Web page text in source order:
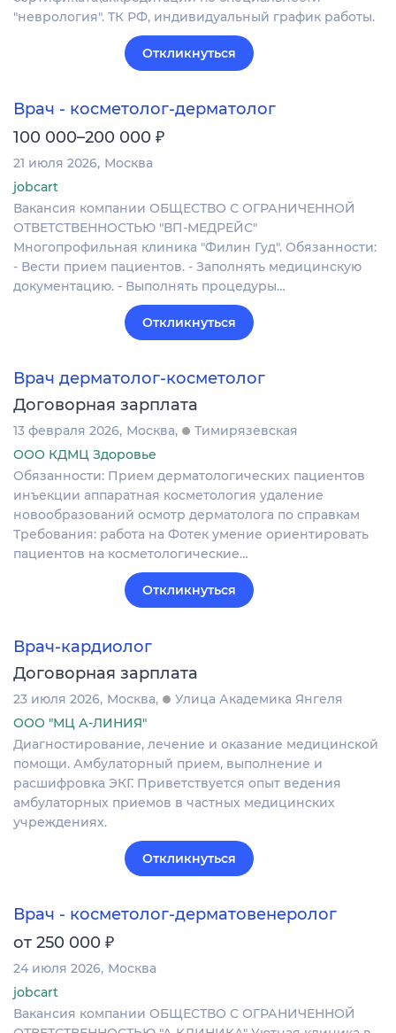
"неврология". ТК РФ, индивидуальный график работы.
Откликнуться
Врач - косметолог-дерматолог
100 000–200 000 ₽
21 июля 2026 Москва
jobcart
Вакансия компании ОБЩЕСТВО С ОГРАНИЧЕННОЙ
ОТВЕТСТВЕННОСТЬЮ "ВП-МЕДРЕЙС"
Многопрофильная клиника "Филин Гуд". Обязанности:
- Вести прием пациентов. - Заполнять медицинскую
документацию. - Выполнять процедуры…
Откликнуться
Врач дерматолог-косметолог
Договорная зарплата
13 февраля 2026 Москва
Тимирязевская
ООО КДМЦ Здоровье
Обязанности: Прием дерматологических пациентов
инъекции аппаратная косметология удаление
новообразований осмотр дерматолога по справкам
Требования: работа на Фотек умение ориентировать
пациентов на косметологические…
Откликнуться
Врач-кардиолог
Договорная зарплата
23 июля 2026 Москва
Улица Академика Янгеля
ООО "МЦ А-ЛИНИЯ"
Диагностирование, лечение и оказание медицинской
помощи. Амбулаторный прием, выполнение и
расшифровка ЭКГ. Приветствуется опыт ведения
амбулаторных приемов в частных медицинских
учреждениях.
Откликнуться
Врач - косметолог-дерматовенеролог
от 250 000 ₽
24 июля 2026 Москва
jobcart
Вакансия компании ОБЩЕСТВО С ОГРАНИЧЕННОЙ